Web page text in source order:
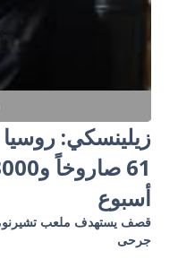
زيلينسكي: روسيا
أسبوع
قصف يستهدف ملعب
جرحى